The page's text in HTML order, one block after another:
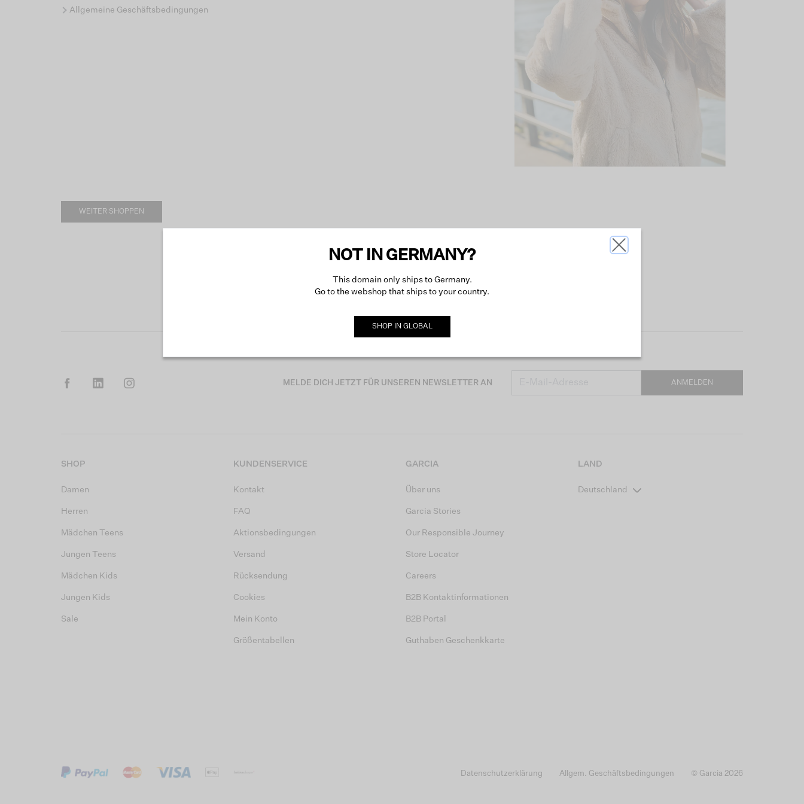
Allgemeine Geschäftsbedingungen
WEITER SHOPPEN
MELDE DICH JETZT FÜR UNSEREN NEWSLETTER AN ANMELDEN
SHOP
Damen
Herren
Mädchen Teens
Jungen Teens
Mädchen Kids
Jungen Kids
Sale
KUNDENSERVICE
Kontakt
FAQ
Aktionsbedingungen
Versand
Rücksendung
Cookies
Mein Konto
Größentabellen
GARCIA
Über uns
Garcia Stories
Our Responsible Journey
Store Locator
Careers
B2B Kontaktinformationen
B2B Portal
Guthaben Geschenkkarte
LAND
Deutschland
Datenschutzerklärung Allgem. Geschäftsbedingungen © Garcia 2026
NOT IN GERMANY?
This domain only ships to Germany.
Go to the webshop that ships to your country.
SHOP IN GLOBAL